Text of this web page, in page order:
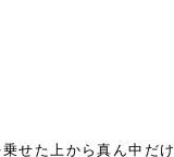
せた上から真ん中だけ